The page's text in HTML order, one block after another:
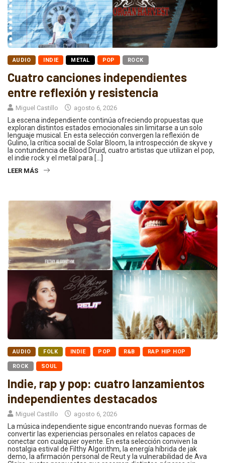
AUDIO INDIE METAL POP ROCK
Cuatro canciones independientes
entre reflexión y resistencia
Miguel Castillo agosto 6, 2026
La escena independiente continúa ofreciendo propuestas que
exploran distintos estados emocionales sin limitarse a un solo
lenguaje musical. En esta selección convergen la reflexión de
Gulino, la crítica social de Solar Bloom, la introspección de skyve y
la contundencia de Blood Druid, cuatro artistas que utilizan el pop,
el indie rock y el metal para […]
LEER MÁS
AUDIO FOLK INDIE POP R&B RAP HIP HOP
ROCK SOUL
Indie, rap y pop: cuatro lanzamientos
independientes destacados
Miguel Castillo agosto 6, 2026
La música independiente sigue encontrando nuevas formas de
convertir las experiencias personales en relatos capaces de
conectar con cualquier oyente. En esta selección conviven la
nostalgia estival de Filthy Algorithm, la energía híbrida de jak
demo, la afirmación personal de Reut y la vulnerabilidad de Ava